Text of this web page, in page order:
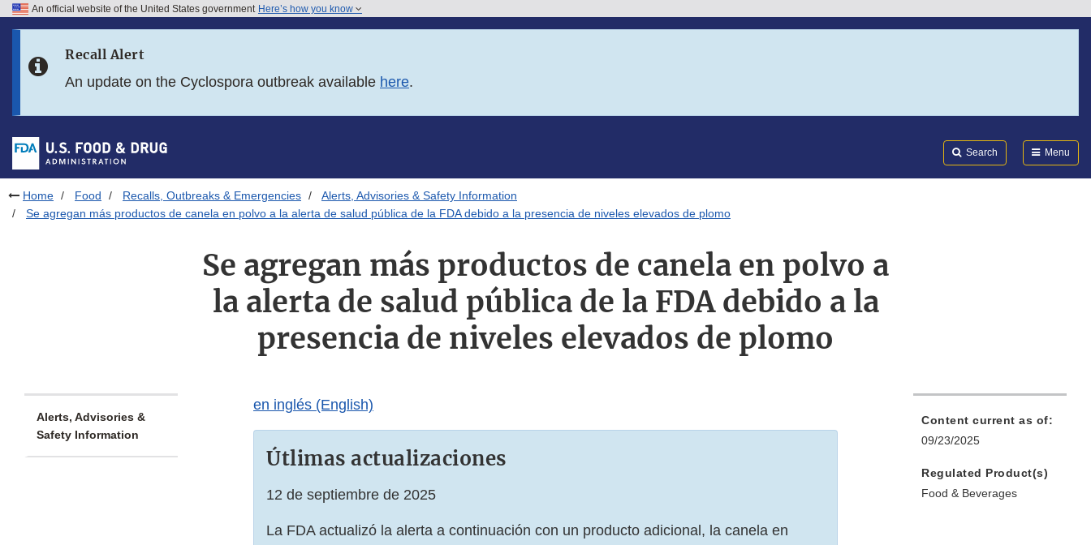
Skip to FDA Search
Skip to footer links
An official website of the United States government Here’s how you know
Recall Alert
An update on the Cyclospora outbreak available here.
Search Menu
Home Food Recalls, Outbreaks & Emergencies
Alerts, Advisories & Safety Information
Se agregan más productos de canela en polvo a la alerta de salud pública de la FDA debido a la presencia de niveles elevados de plomo
Se agregan más productos de canela en polvo a
la alerta de salud pública de la FDA debido a la
presencia de niveles elevados de plomo
Alerts, Advisories &
Safety Information
en inglés (English)
Útlimas actualizaciones
12 de septiembre de 2025
La FDA actualizó la alerta a continuación con un producto adicional, la canela en
Content current as of:
09/23/2025
Regulated Product(s)
Food & Beverages